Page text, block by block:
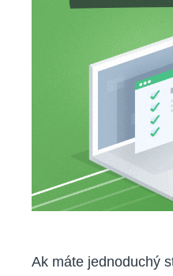
Ak máte jednoduchý